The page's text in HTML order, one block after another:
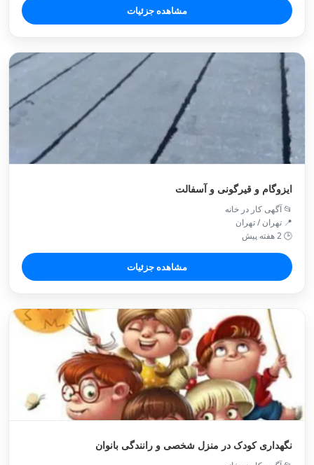
مشاهده جزئیات
ایزوگام و قیرگونی و آسفالت
📂 آگهی کار در خانه
📍 تهران / تهران
🕒 2 هفته پیش
مشاهده جزئیات
نگهداری کودک در منزل شخصی و رانندگی بانوان